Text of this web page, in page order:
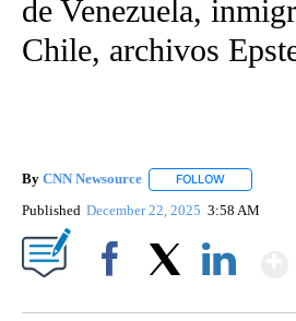
de Venezuela,
Chile, archivos
By CNN Newsource FOLLOW
Published December 22, 2025 3:58 AM